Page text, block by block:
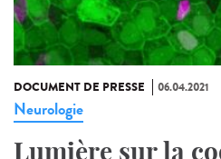
DOCUMENT DE PRESSE 06.04.2021
Neurologie
Lumière sur la